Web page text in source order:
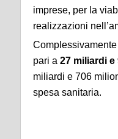
imprese, per la
realizzazioni
pari a 27 miliardi
miliardi e 706
spesa sanitaria.